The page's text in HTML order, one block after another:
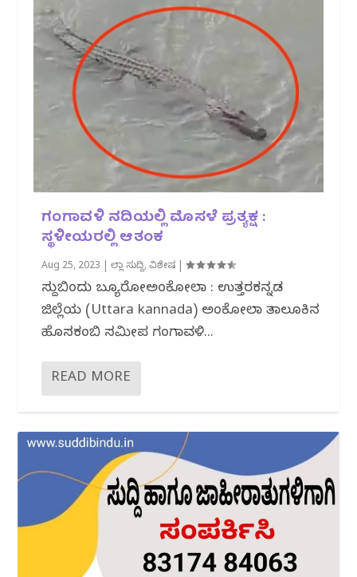
ಗಂಗಾವಳಿ ನದಿಯಲ್ಲಿ ಮೊಸಳೆ‌ ಪ್ರತ್ಯಕ್ಷ :
ಸ್ಥಳೀಯರಲ್ಲಿ ಆತಂಕ
Aug 25, 2023 |ಜಿಲ್ಲಾ ಸುದ್ದಿ,ವಿಶೇಷ |
ಸುದ್ದಿಬಿಂದು ಬ್ಯೂರೋಅಂಕೋಲಾ : ಉತ್ತರಕನ್ನಡ
ಜಿಲ್ಲೆಯ (Uttara kannada) ಅಂಕೋಲಾ ತಾಲೂಕಿನ
ಹೊಸಕಂಬಿ ಸಮೀಪ ಗಂಗಾವಳಿ...
READ MORE